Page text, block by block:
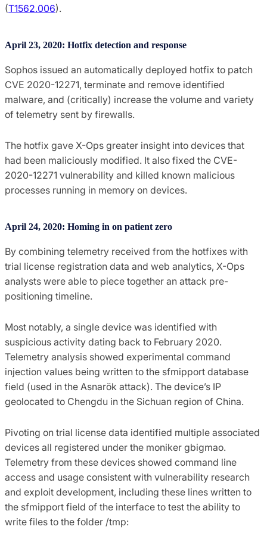
(T1562.006).
April 23, 2020: Hotfix detection and response
Sophos issued an automatically deployed hotfix to patch
CVE 2020-12271, terminate and remove identified
malware, and (critically) increase the volume and variety
of telemetry sent by firewalls.
The hotfix gave X-Ops greater insight into devices that
had been maliciously modified. It also fixed the CVE-
2020-12271 vulnerability and killed known malicious
processes running in memory on devices.
April 24, 2020: Homing in on patient zero
By combining telemetry received from the hotfixes with
trial license registration data and web analytics, X-Ops
analysts were able to piece together an attack pre-
positioning timeline.
Most notably, a single device was identified with
suspicious activity dating back to February 2020.
Telemetry analysis showed experimental command
injection values being written to the sfmipport database
field (used in the Asnarök attack). The device’s IP
geolocated to Chengdu in the Sichuan region of China.
Pivoting on trial license data identified multiple associated
devices all registered under the moniker gbigmao.
Telemetry from these devices showed command line
access and usage consistent with vulnerability research
and exploit development, including these lines written to
the sfmipport field of the interface to test the ability to
write files to the folder /tmp: